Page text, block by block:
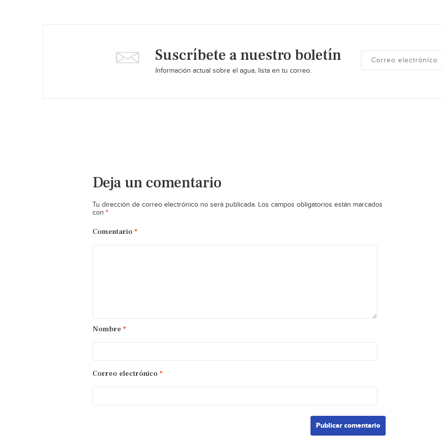
Suscríbete a nuestro boletín
Información actual sobre el agua, lista en tu correo.
Deja un comentario
Tu dirección de correo electrónico no será publicada. Los campos obligatorios están marcados
con *
Comentario *
Nombre *
Correo electrónico *